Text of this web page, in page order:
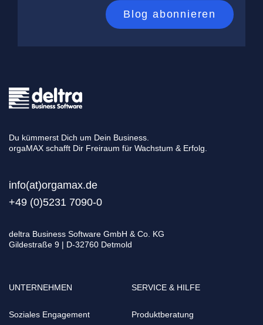
Du kümmerst Dich um Dein Business.
orgaMAX schafft Dir Freiraum für Wachstum & Erfolg.
info(at)orgamax.de
+49 (0)5231 7090-0
deltra Business Software GmbH & Co. KG
Gildestraße 9 | D-32760 Detmold
UNTERNEHMEN
Soziales Engagement
SERVICE & HILFE
Produktberatung